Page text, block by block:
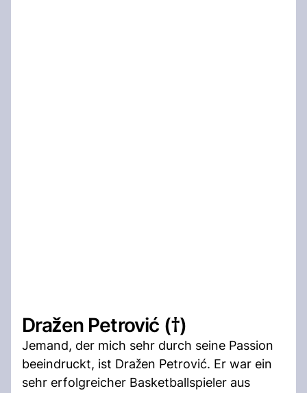
Dražen Petrović (†)
Jemand, der mich sehr durch seine Passion
beeindruckt, ist Dražen Petrović. Er war ein
sehr erfolgreicher Basketballspieler aus